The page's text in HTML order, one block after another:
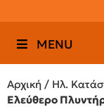
MENU
Αρχική / Ηλ.
Ελεύθερο